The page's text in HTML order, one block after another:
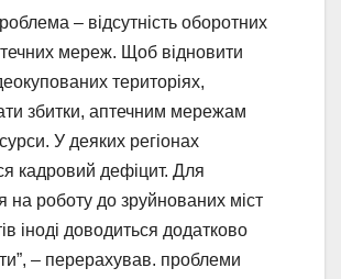
– відсутність оборотних
мереж. Щоб відновити
територіях,
збитки, аптечним мережам
У деяких регіонах
кадровий дефіцит. Для
на роботу до зруйнованих міст
іноді доводиться додатково
– перерахував. проблеми